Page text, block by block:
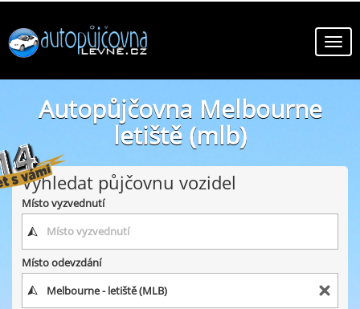
Autopůjčovna Melbourne
letiště (mlb)
online autopůjčovny ve městě Melbourne letiště (mlb)
Vyhledat půjčovnu vozidel
Místo vyzvednutí
Místo odevzdání